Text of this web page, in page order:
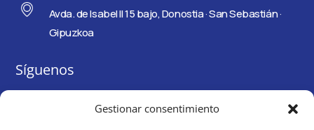
Gestionar consentimiento
Avda. de Isabel II 15 bajo, Donostia · San Sebastián ·
Gipuzkoa
Síguenos